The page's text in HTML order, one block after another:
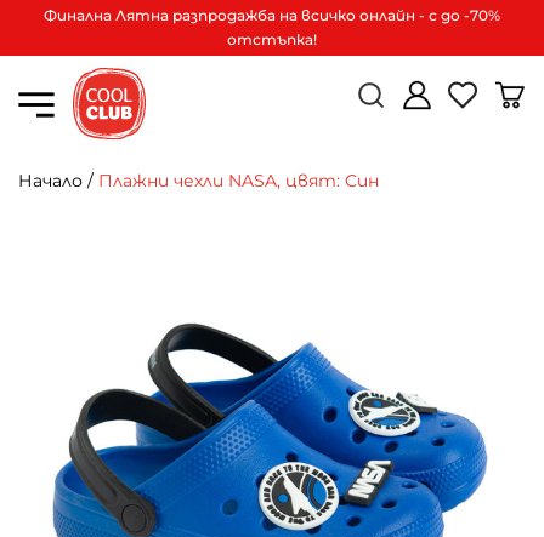
Финална Лятна разпродажба на всичко онлайн - с до -70%
отстъпка!
Начало / Плажни чехли NASA, цвят: Син